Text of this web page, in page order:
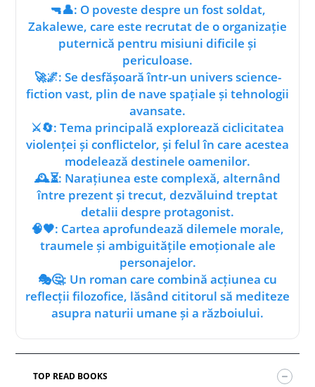
🔫👤: O poveste despre un fost soldat,
Zakalewe, care este recrutat de o organizație
puternică pentru misiuni dificile și
periculoase.
🚀🌌: Se desfășoară într-un univers science-
fiction vast, plin de nave spațiale și tehnologii
avansate.
⚔️🔄: Tema principală explorează ciclicitatea
violenței și conflictelor, și felul în care acestea
modelează destinele oamenilor.
🕰️⏳: Narațiunea este complexă, alternând
între prezent și trecut, dezvăluind treptat
detalii despre protagonist.
🧠🖤: Cartea aprofundează dilemele morale,
traumele și ambiguitățile emoționale ale
personajelor.
🎭🤔: Un roman care combină acțiunea cu
reflecții filozofice, lăsând cititorul să mediteze
asupra naturii umane și a războiului.
TOP READ BOOKS